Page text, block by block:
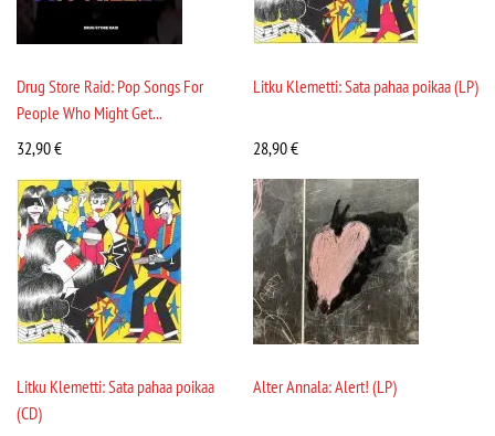
Drug Store Raid: Pop Songs For
People Who Might Get...
32,90€
Litku Klemetti: Sata pahaa poikaa (LP)
28,90€
Litku Klemetti: Sata pahaa poikaa
(CD)
Alter Annala: Alert! (LP)